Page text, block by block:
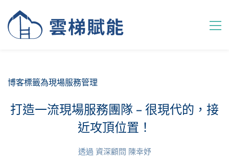
博客標籤為現場服務管理
打造一流現場服務團隊 – 很現代的，接
近攻頂位置！
透過 資深顧問 陳幸妤